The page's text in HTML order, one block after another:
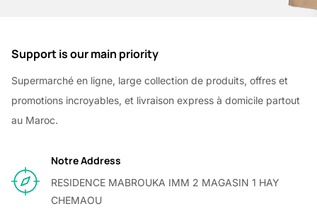
Support is our main priority
Supermarché en ligne, large collection de produits, offres et
promotions incroyables, et livraison express à domicile partout
au Maroc.
Notre Address
RESIDENCE MABROUKA IMM 2 MAGASIN 1 HAY
CHEMAOU